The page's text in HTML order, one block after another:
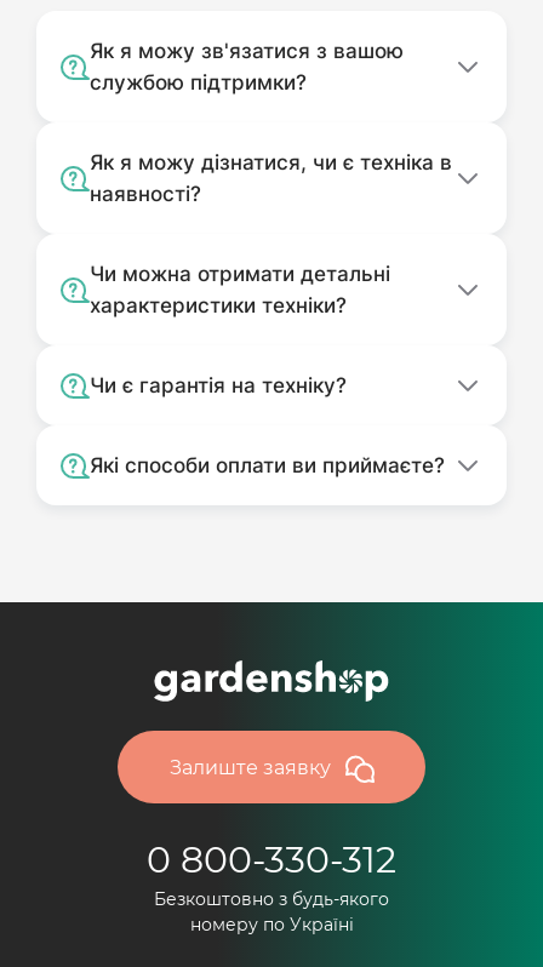
Як я можу зв'язатися з вашою
службою підтримки?
Як я можу дізнатися, чи є техніка в
наявності?
Чи можна отримати детальні
характеристики техніки?
Чи є гарантія на техніку?
Які способи оплати ви приймаєте?
Залиште заявку
0 800-330-312
Безкоштовно з будь-якого
номеру по Україні